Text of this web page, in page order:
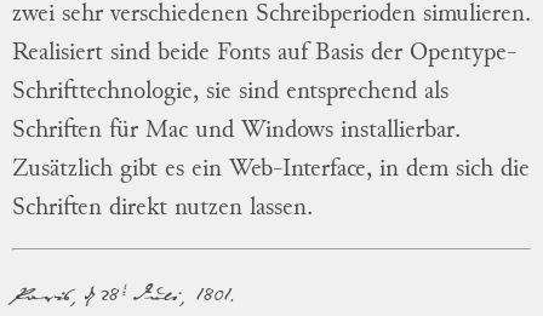
zwei sehr verschiedenen Schreibperioden simulieren.
Realisiert sind beide Fonts auf Basis der Opentype-
Schrifttechnologie, sie sind entsprechend als
Schriften für Mac und Windows installierbar.
Zusätzlich gibt es ein Web-Interface, in dem sich die
Schriften direkt nutzen lassen.
Paris, d. 28t Juli, 1801.